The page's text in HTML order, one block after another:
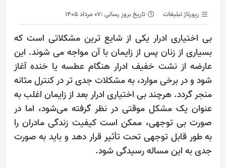
رپورتاژ تبلیغات تاریخ بروز رسانی :۰۷ مرداد ۱۴۰۵
بی‌ اختیاری ادرار یکی از شایع ‌ترین مشکلاتی است که
بسیاری از زنان پس از زایمان با آن مواجه می‌ شوند. این
عارضه از نشت خفیف ادرار هنگام عطسه یا خنده آغاز
شود و در برخی موارد، به مشکلات جدی ‌تر در کنترل مثانه
منجر گردد. هرچند بی اختیاری ادرار بعد از زایمان اغلب به‌
عنوان یک مشکل موقتی در نظر گرفته می‌شود، اما در
صورت بی‌ توجهی، ممکن است کیفیت زندگی مادران را
به ‌طور قابل توجهی تحت تأثیر قرار دهد و باید به صورت
جدی به این مساله رسیدگی شود.